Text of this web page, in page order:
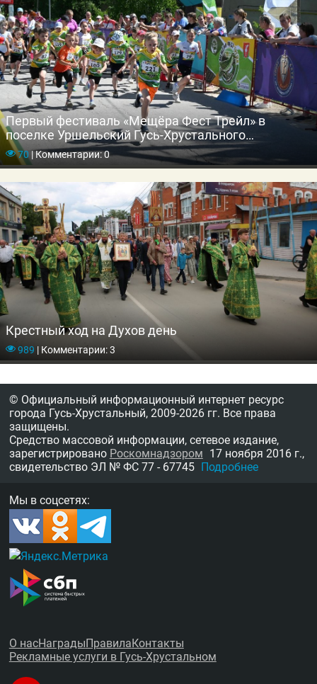
Первый фестиваль «Мещёра Фест Трейл» в
поселке Уршельский Гусь-Хрустального
муниципального округа
70 |Комментарии: 0
Крестный ход на Духов день
989 |Комментарии: 3
© Официальный информационный интернет ресурс
города Гусь-Хрустальный, 2009-2026 гг. Все права
защищены.
Средство массовой информации, сетевое издание,
зарегистрировано Роскомнадзором 17 ноября 2016 г.,
свидетельство ЭЛ № ФС 77 - 67745 Подробнее
Мы в соцсетях:
О насНаградыПравилаКонтакты
Рекламные услуги в Гусь-Хрустальном